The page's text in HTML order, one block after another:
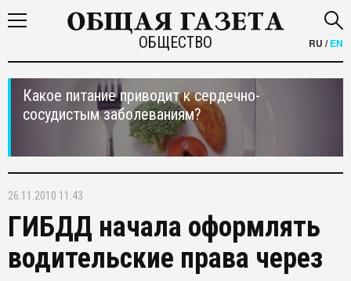
ОБЩЕСТВО RU /EN
Какое питание приводит к сердечно-
сосудистым заболеваниям?
26.11.2010 11:43
ГИБДД начала оформлять
водительские права через